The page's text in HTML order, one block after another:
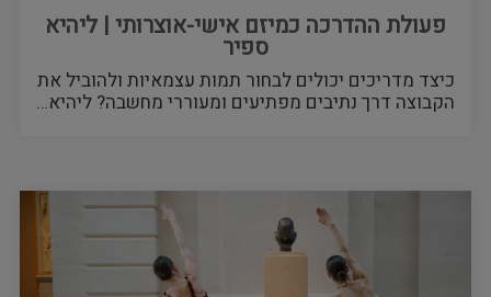
פעולת ההדרכה כמיזם אישי-אוצרותי | ליהיא
ספיר
כיצד מדריכים יכולים לבחור תמות עצמאיות ולהוביל את
הקבוצה דרך נתיבים מפתיעים ומעוררי מחשבה? ליהיא…